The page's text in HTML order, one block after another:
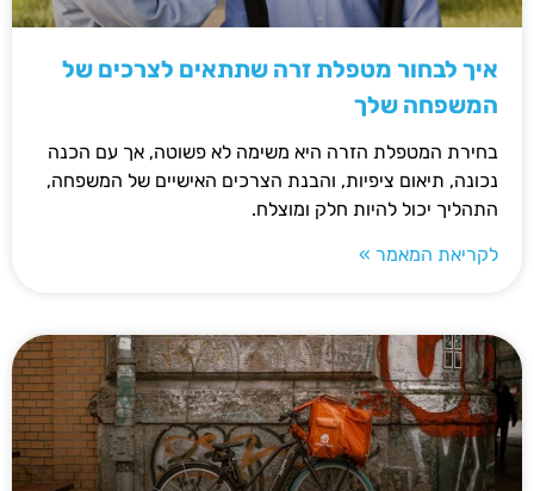
איך לבחור מטפלת זרה שתתאים לצרכים של
המשפחה שלך
בחירת המטפלת הזרה היא משימה לא פשוטה, אך עם הכנה
נכונה, תיאום ציפיות, והבנת הצרכים האישיים של המשפחה,
התהליך יכול להיות חלק ומוצלח.
לקריאת המאמר »